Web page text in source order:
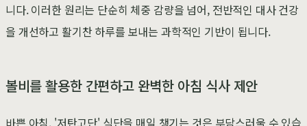
니다. 이러한 원리는 단순히 체중 감량을 넘어, 전반적인 대사 건강
을 개선하고 활기찬 하루를 보내는 과학적인 기반이 됩니다.
볼비를 활용한 간편하고 완벽한 아침 식사 제안
바쁜 아침, '저탄고단' 식단을 매일 챙기는 것은 부담스러울 수 있습